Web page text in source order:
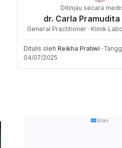
Ditinjau secara
dr. Carla
General Practitioner · Klinik
Ditulis oleh Reikha Pratiwi ·
04/07/2025
Iklan